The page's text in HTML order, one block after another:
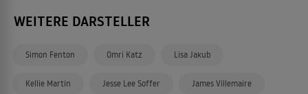
WEITERE DARSTELLER
Simon Fenton Omri Katz Lisa Jakub
Kellie Martin Jesse Lee Soffer James Villemaire